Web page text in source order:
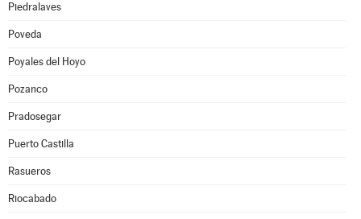
Piedralaves
Poveda
Poyales del Hoyo
Pozanco
Pradosegar
Puerto Castilla
Rasueros
Riocabado